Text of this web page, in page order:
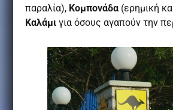
παραλία), Κομπονάδα (ερημική
Καλάμι για όσους αγαπούν την